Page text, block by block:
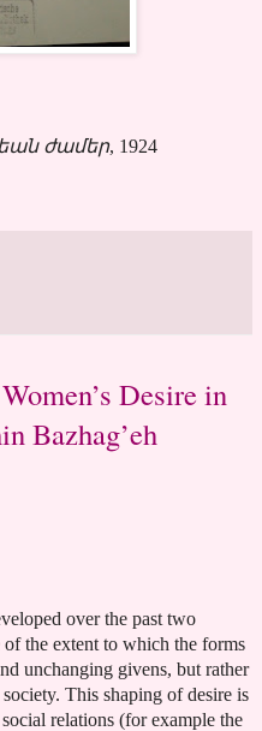
ժամեր, 1924
Desire in
Bazhag’eh
over the past two
of the extent to which the forms
unchanging givens, but rather
This shaping of desire is
relations (for example the